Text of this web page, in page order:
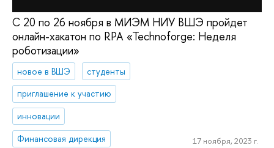
С 20 по 26 ноября в МИЭМ НИУ ВШЭ пройдет
онлайн-хакатон по RPA «Technoforge: Неделя
роботизации»
новое в ВШЭ
студенты
приглашение к участию
инновации
Финансовая дирекция
17 ноября, 2023 г.